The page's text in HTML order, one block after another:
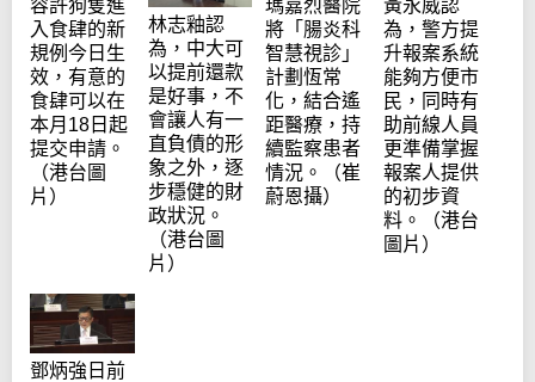
容許狗隻進
入食肆的新
規例今日生
效，有意的
食肆可以在
本月18日起
提交申請。
（港台圖
片）
林志釉認
為，中大可
以提前還款
是好事，不
會讓人有一
直負債的形
象之外，逐
步穩健的財
政狀況。
（港台圖
片）
瑪嘉烈醫院
將「腸炎科
智慧視診」
計劃恆常
化，結合遙
距醫療，持
續監察患者
情況。（崔
蔚恩攝）
黃永威認
為，警方提
升報案系統
能夠方便市
民，同時有
助前線人員
更準備掌握
報案人提供
的初步資
料。（港台
圖片）
鄧炳強日前